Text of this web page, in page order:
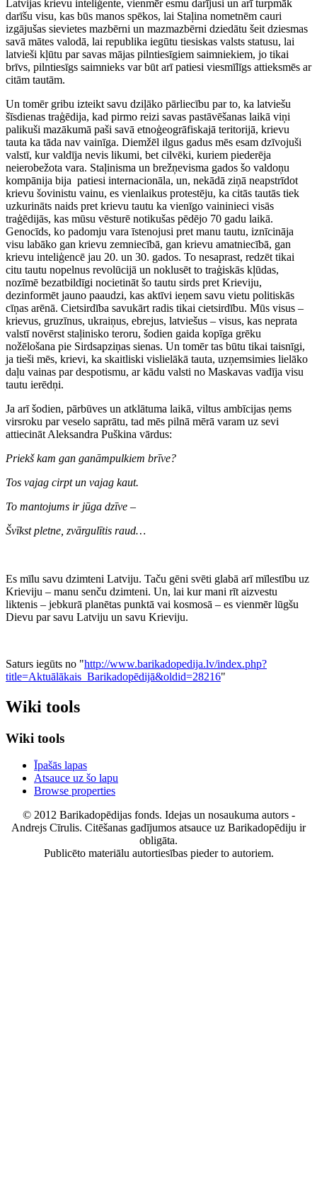
Latvijas krievu inteliģente, vienmēr esmu darījusi un arī turpmāk
darīšu visu, kas būs manos spēkos, lai Staļina nometnēm cauri
izgājušas sievietes mazbērni un mazmazbērni dziedātu šeit dziesmas
savā mātes valodā, lai republika iegūtu tiesiskas valsts statusu, lai
latvieši kļūtu par savas mājas pilntiesīgiem saimniekiem, jo tikai
brīvs, pilntiesīgs saimnieks var būt arī patiesi viesmīlīgs attieksmēs ar
citām tautām.
Un tomēr gribu izteikt savu dziļāko pārliecību par to, ka latviešu
šīsdienas traģēdija, kad pirmo reizi savas pastāvēšanas laikā viņi
palikuši mazākumā paši savā etnoģeogrāfiskajā teritorijā, krievu
tauta ka tāda nav vainīga. Diemžēl ilgus gadus mēs esam dzīvojuši
valstī, kur valdīja nevis likumi, bet cilvēki, kuriem piederēja
neierobežota vara. Staļinisma un brežņevisma gados šo valdoņu
kompānija bija patiesi internacionāla, un, nekādā ziņā neapstrīdot
krievu šovinistu vainu, es vienlaikus protestēju, ka citās tautās tiek
uzkurināts naids pret krievu tautu ka vienīgo vaininieci visās
traģēdijās, kas mūsu vēsturē notikušas pēdējo 70 gadu laikā.
Genocīds, ko padomju vara īstenojusi pret manu tautu, iznīcināja
visu labāko gan krievu zemniecībā, gan krievu amatniecībā, gan
krievu inteliģencē jau 20. un 30. gados. To nesaprast, redzēt tikai
citu tautu nopelnus revolūcijā un noklusēt to traģiskās kļūdas,
nozīmē bezatbildīgi nocietināt šo tautu sirds pret Krieviju,
dezinformēt jauno paaudzi, kas aktīvi ieņem savu vietu politiskās
cīņas arēnā. Cietsirdība savukārt radis tikai cietsirdību. Mūs visus –
krievus, gruzīnus, ukraiņus, ebrejus, latviešus – visus, kas neprata
valstī novērst staļinisko teroru, šodien gaida kopīga grēku
nožēlošana pie Sirdsapziņas sienas. Un tomēr tas būtu tikai taisnīgi,
ja tieši mēs, krievi, ka skaitliski vislielākā tauta, uzņemsimies lielāko
daļu vainas par despotismu, ar kādu valsti no Maskavas vadīja visu
tautu ierēdņi.
Ja arī šodien, pārbūves un atklātuma laikā, viltus ambīcijas ņems
virsroku par veselo saprātu, tad mēs pilnā mērā varam uz sevi
attiecināt Aleksandra Puškina vārdus:
Priekš kam gan ganāmpulkiem brīve?
Tos vajag cirpt un vajag kaut.
To mantojums ir jūga dzīve –
Švīkst pletne, zvārgulītis raud…
Es mīlu savu dzimteni Latviju. Taču gēni svēti glabā arī mīlestību uz
Krieviju – manu senču dzimteni. Un, lai kur mani rīt aizvestu
liktenis – jebkurā planētas punktā vai kosmosā – es vienmēr lūgšu
Dievu par savu Latviju un savu Krieviju.
Saturs iegūts no "http://www.barikadopedija.lv/index.php?
title=Aktuālākais_Barikadopēdijā&oldid=28216"
Wiki tools
Wiki tools
Īpašās lapas
Atsauce uz šo lapu
Browse properties
© 2012 Barikadopēdijas fonds. Idejas un nosaukuma autors -
Andrejs Cīrulis. Citēšanas gadījumos atsauce uz Barikadopēdiju ir
obligāta.
Publicēto materiālu autortiesības pieder to autoriem.